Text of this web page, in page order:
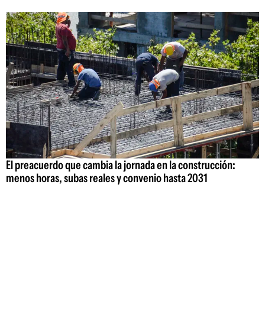
El preacuerdo que cambia la jornada en la construcción:
menos horas, subas reales y convenio hasta 2031